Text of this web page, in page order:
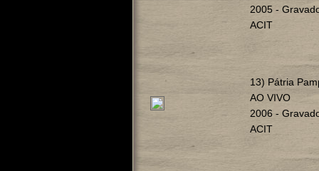
2005 -
ACIT
13) Pátria
AO VIVO
2006 -
ACIT